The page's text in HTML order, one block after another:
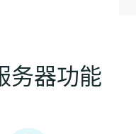
务器功能